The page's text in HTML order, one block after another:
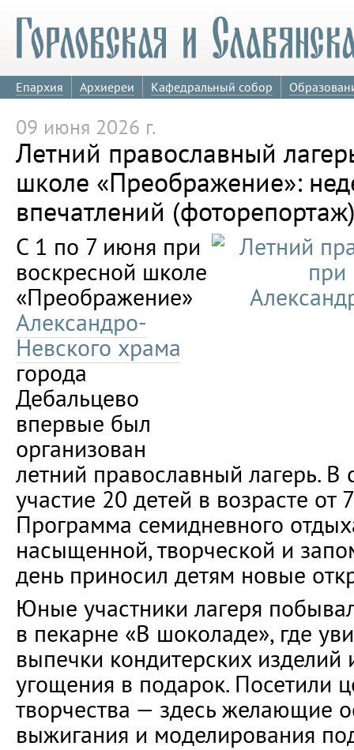
Епархия Архиереи Кафедральный собор
09 июня 2026 г.
Летний православный
школе «Преображение»:
впечатлений
С 1 по 7 июня при
воскресной школе
«Преображение»
Александро-
Невского храма
города
Дебальцево
впервые был
организован
летний православный лагерь. В
участие 20 детей в возрасте от
Программа семидневного
насыщенной, творческой и
день приносил детям новые
Юные участники лагеря
в пекарне «В шоколаде», где
выпечки кондитерских изделий
угощения в подарок. Посетили
творчества — здесь желающие
выжигания и моделирования